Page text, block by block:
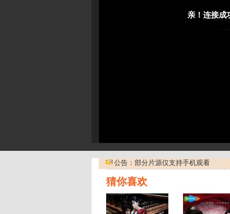
公告：部分片源仅支持手机观看
猜你喜欢